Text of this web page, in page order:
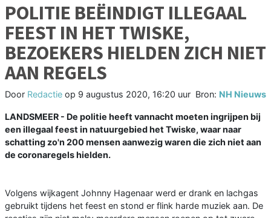
POLITIE BEËINDIGT ILLEGAAL
FEEST IN HET TWISKE,
BEZOEKERS HIELDEN ZICH NIET
AAN REGELS
Door Redactie op 9 augustus 2020, 16:20 uur Bron: NH Nieuws
LANDSMEER - De politie heeft vannacht moeten ingrijpen bij
een illegaal feest in natuurgebied het Twiske, waar naar
schatting zo'n 200 mensen aanwezig waren die zich niet aan
de coronaregels hielden.
Volgens wijkagent Johnny Hagenaar werd er drank en lachgas
gebruikt tijdens het feest en stond er flink harde muziek aan. De